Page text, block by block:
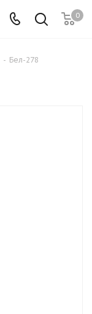
0
- Бел-278